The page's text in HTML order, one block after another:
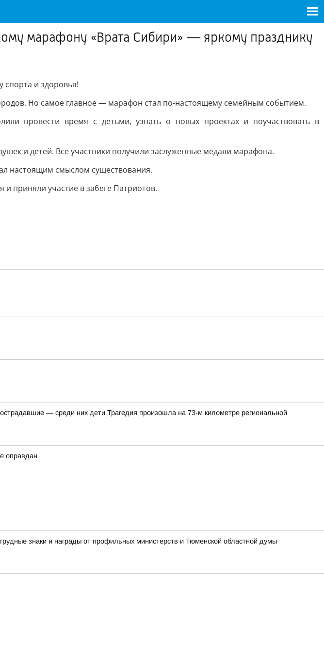
марафону «Врата Сибири» — яркому празднику
и здоровья!
Но самое главное — марафон стал по-настоящему семейным событием.
провести время с детьми, узнать о новых проектах и поучаствовать в
и детей. Все участники получили заслуженные медали марафона.
настоящим смыслом существования.
приняли участие в забеге Патриотов.
— среди них дети Трагедия произошла на 73-м километре региональной
оправдан
знаки и награды от профильных министерств и Тюменской областной думы